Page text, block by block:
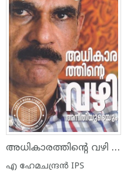
അധികാരത്തിന്റെ വഴി അനീതിയുടെയും
എ ഹേമചന്ദ്രന്‍ IPS